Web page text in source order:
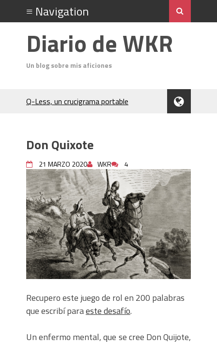
Diario de WKR
Un blog sobre mis aficiones
Q-Less, un crucigrama portable
Destripador
Charocracia
Flip 5 póquer
Odin (póquer)
En el Salón del Rey de la Montaña
(Hardboiled)
Denia, 1,2,3 (hardboiled)
Consejos para crucigramas portables
Don Quixote
21 MARZO 2020 WKR 4
Recupero este juego de rol en 200 palabras
que escribí paraeste desafío.
Un enfermo mental, que se cree Don Quijote,